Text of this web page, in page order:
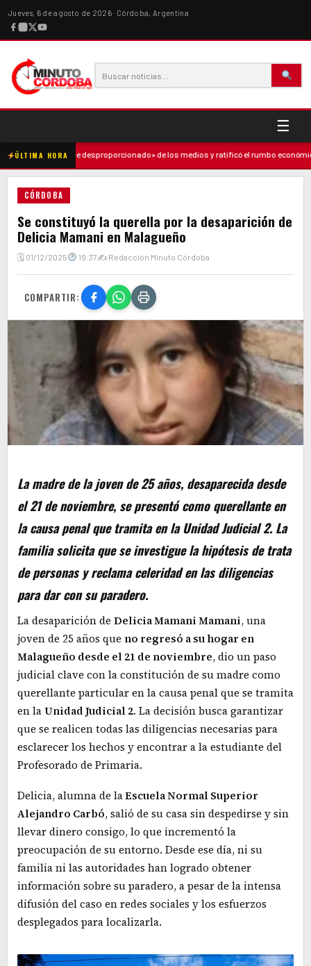
Jueves, 6 de agosto de 2026 · Córdoba, Argentina
☰
ÚLTIMA HORA
un «ataque desproporcionado» de los medios y ratificó el rumbo económico ·
CÓRDOBA
Se constituyó la querella por la desaparición de
Delicia Mamani en Malagueño
🗓 01/12/2025 19:37✍ Redacción Minuto Córdoba
COMPARTIR:
La madre de la joven de 25 años, desaparecida desde
el 21 de noviembre, se presentó como querellante en
la causa penal que tramita en la Unidad Judicial 2. La
familia solicita que se investigue la hipótesis de trata
de personas y reclama celeridad en las diligencias
para dar con su paradero.
La desaparición de Delicia Mamani Mamani, una
joven de 25 años que no regresó a su hogar en
Malagueño desde el 21 de noviembre, dio un paso
judicial clave con la constitución de su madre como
querellante particular en la causa penal que se tramita
en laUnidad Judicial 2. La decisión busca garantizar
que se realicen todas las diligencias necesarias para
esclarecer los hechos y encontrar a la estudiante del
Profesorado de Primaria.
Delicia, alumna de laEscuela Normal Superior
Alejandro Carbó, salió de su casa sin despedirse y sin
llevar dinero consigo, lo que incrementó la
preocupación de su entorno. Desde ese día, ni su
familia ni las autoridades han logrado obtener
información sobre su paradero, a pesar de la intensa
difusión del caso en redes sociales y los esfuerzos
desplegados para localizarla.